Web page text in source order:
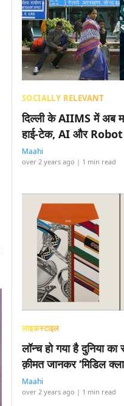
SOCIALLY RELEVANT
दिल्ली के AIIMS में अब
हाई-टेक, AI और Robot
Maahi
over 2 years ago | 1 min read
लाइफ़स्टाइल
लॉन्च हो गया है दुनिया का
क़ीमत जानकर ‘मिडिल
Maahi
over 2 years ago | 1 min read